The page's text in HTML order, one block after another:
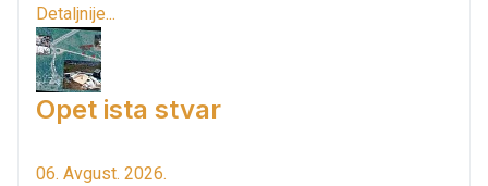
Detaljnije...
Opet ista stvar
06. Avgust. 2026.